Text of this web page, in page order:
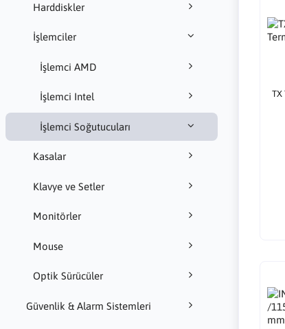
Harddiskler
İşlemciler
İşlemci AMD
İşlemci Intel
İşlemci Soğutucuları
Kasalar
Klavye ve Setler
Monitörler
Mouse
Optik Sürücüler
Güvenlik & Alarm Sistemleri
TX